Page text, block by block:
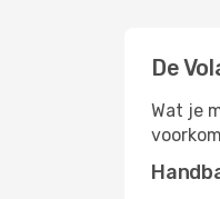
De
Wat je